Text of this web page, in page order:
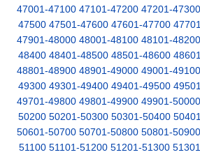
47001-47100 47101-47200 47201-47300
47500 47501-47600 47601-47700
47901-48000 48001-48100 48101-48200
48400 48401-48500 48501-48600
48801-48900 48901-49000 49001-49100
49300 49301-49400 49401-49500
49701-49800 49801-49900 49901-50000
50200 50201-50300 50301-50400
50601-50700 50701-50800 50801-50900
51100 51101-51200 51201-51300